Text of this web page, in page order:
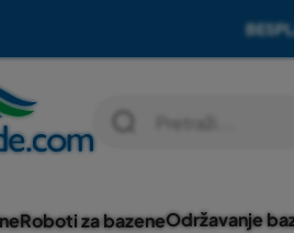
Roboti za bazeneOdržavanje